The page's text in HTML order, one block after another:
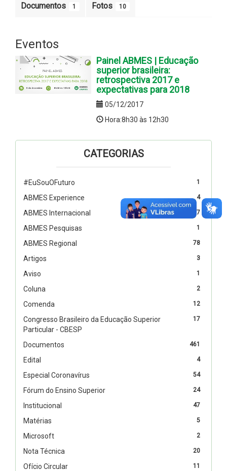
Documentos 1 Fotos 10
Eventos
Painel ABMES | Educação
superior brasileira:
retrospectiva 2017 e
expectativas para 2018
05/12/2017
Hora:8h30 às 12h30
CATEGORIAS
1
#EuSouOFuturo
4
ABMES Experience
67
ABMES Internacional
1
ABMES Pesquisas
78
ABMES Regional
3
Artigos
1
Aviso
2
Coluna
12
Comenda
17
Congresso Brasileiro da Educação Superior
Particular - CBESP
461
Documentos
4
Edital
54
Especial Coronavírus
24
Fórum do Ensino Superior
47
Institucional
5
Matérias
2
Microsoft
20
Nota Técnica
11
Ofício Circular